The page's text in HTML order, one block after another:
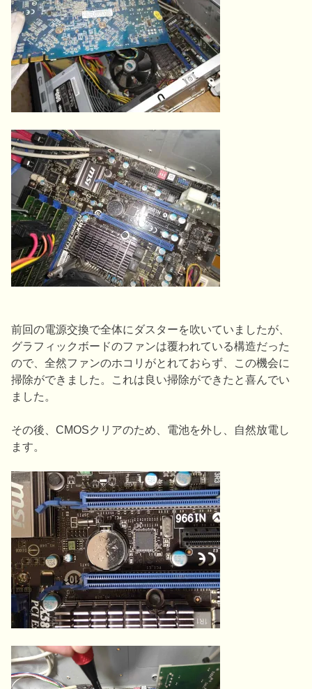
前回の電源交換で全体にダスターを吹いていましたが、
グラフィックボードのファンは覆われている構造だった
ので、全然ファンのホコリがとれておらず、この機会に
掃除ができました。これは良い掃除ができたと喜んでい
ました。
その後、CMOSクリアのため、電池を外し、自然放電し
ます。